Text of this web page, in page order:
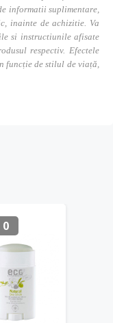
informatii suplimentare,
inainte de achizitie. Va
si instructiunile afisate
respectiv. Efectele
funcție de stilul de viață,